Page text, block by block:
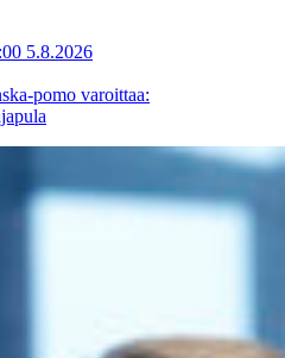
5.8.2026
pomo varoittaa: